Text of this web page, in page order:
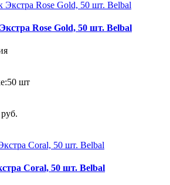
Rose Gold, 50 шт. Belbal
50 шт
Coral, 50 шт. Belbal